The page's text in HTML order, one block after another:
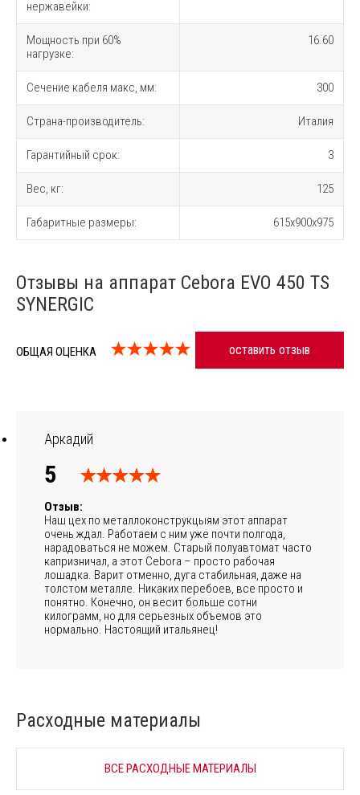
нержавейки:
Мощность при 60%
нагрузке:
16.60
Сечение кабеля макс, мм: 300
Страна-производитель: Италия
Гарантийный срок: 3
Вес, кг: 125
Габаритные размеры: 615x900x975
Отзывы на аппарат Cebora EVO 450 TS
SYNERGIC
ОБЩАЯ ОЦЕНКА оставить отзыв
Аркадий
5
Отзыв:
Наш цех по металлоконструкцыям этот аппарат
очень ждал. Работаем с ним уже почти полгода,
нарадоваться не можем. Старый полуавтомат часто
капризничал, а этот Cebora – просто рабочая
лошадка. Варит отменно, дуга стабильная, даже на
толстом металле. Никаких перебоев, все просто и
понятно. Конечно, он весит больше сотни
килограмм, но для серьезных объемов это
нормально. Настоящий итальянец!
Расходные материалы
ВСЕ РАСХОДНЫЕ МАТЕРИАЛЫ